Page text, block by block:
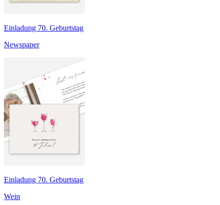
Einladung 70. Geburtstag
Newspaper
Einladung 70. Geburtstag
Wein